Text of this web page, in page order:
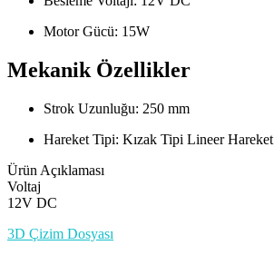
Motor Gücü: 15W
Mekanik Özellikler
Strok Uzunluğu: 250 mm
Hareket Tipi: Kızak Tipi Lineer Hareket
Ürün Açıklaması
Voltaj
12V DC
3D Çizim Dosyası